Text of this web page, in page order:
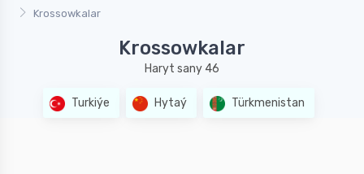
Krossowkalar
Krossowkalar
Haryt sany 46
Turkiýe Hytaý Türkmenistan